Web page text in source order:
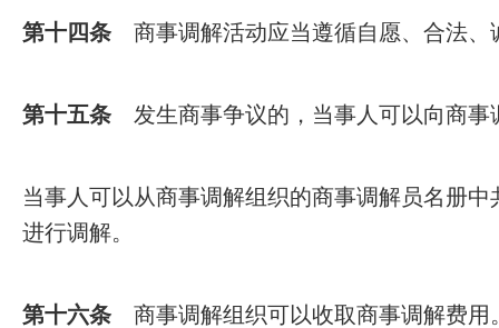
第十四条 商事调解活动应当遵循自愿、合法、
第十五条 发生商事争议的，当事人可以向商事
当事人可以从商事调解组织的商事调解员名册
进行调解。
第十六条 商事调解组织可以收取商事调解费用